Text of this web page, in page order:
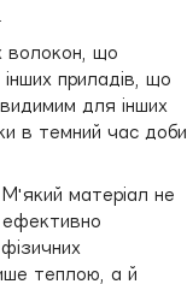
волокон, що
приладів, що
для інших
в темний час доби
матеріал не
ефективно
теплою, а й